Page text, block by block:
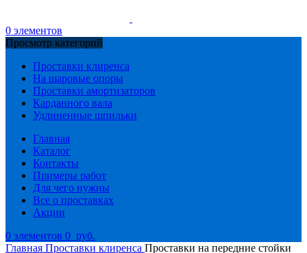
0 элементов
Просмотр категорий
Проставки клиренса
На шаровые опоры
Проставки амортизаторов
Карданного вала
Удлиненные шпильки
Главная
Каталог
Контакты
Примеры работ
Для чего нужны
Все о проставках
Акции
0 элементов 0 руб.
Главная Проставки клиренса Проставки на передние стойки